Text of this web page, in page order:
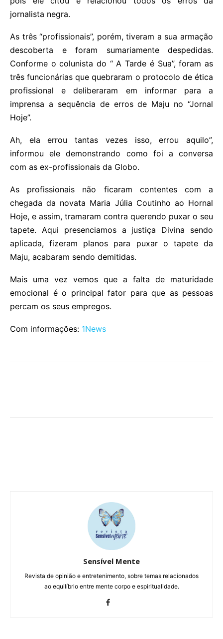
jornalista negra.
As três “profissionais”, porém, tiveram a sua armação
descoberta e foram sumariamente despedidas.
Conforme o colunista do “ A Tarde é Sua”, foram as
três funcionárias que quebraram o protocolo de ética
profissional e deliberaram em informar para a
imprensa a sequência de erros de Maju no “Jornal
Hoje”.
Ah, ela errou tantas vezes isso, errou aquilo”,
informou ele demonstrando como foi a conversa
com as ex-profissionais da Globo.
As profissionais não ficaram contentes com a
chegada da novata Maria Júlia Coutinho ao Hornal
Hoje, e assim, tramaram contra querendo puxar o seu
tapete. Aqui presenciamos a justiça Divina sendo
aplicada, fizeram planos para puxar o tapete da
Maju, acabaram sendo demitidas.
Mais uma vez vemos que a falta de maturidade
emocional é o principal fator para que as pessoas
percam os seus empregos.
Com informações: 1News
Sensível Mente
Revista de opinião e entretenimento, sobre temas relacionados
ao equilíbrio entre mente corpo e espiritualidade.